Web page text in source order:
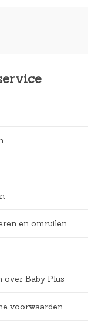
en omruilen
over Baby Plus
voorwaarden